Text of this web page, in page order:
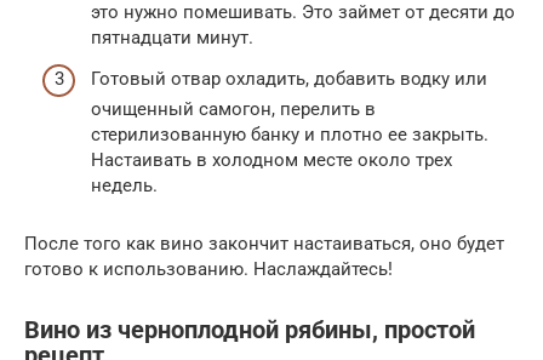
это нужно помешивать. Это займет от десяти до
пятнадцати минут.
Готовый отвар охладить, добавить водку или
очищенный самогон, перелить в
стерилизованную банку и плотно ее закрыть.
Настаивать в холодном месте около трех
недель.
После того как вино закончит настаиваться, оно будет
готово к использованию. Наслаждайтесь!
Вино из черноплодной рябины, простой